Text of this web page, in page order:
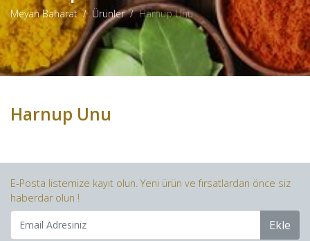
Meyan Baharat Ürünler Harnup Unu
Harnup Unu
E-Posta listemize kayıt olun. Yeni ürün ve fırsatlardan önce siz
haberdar olun !
Ekle